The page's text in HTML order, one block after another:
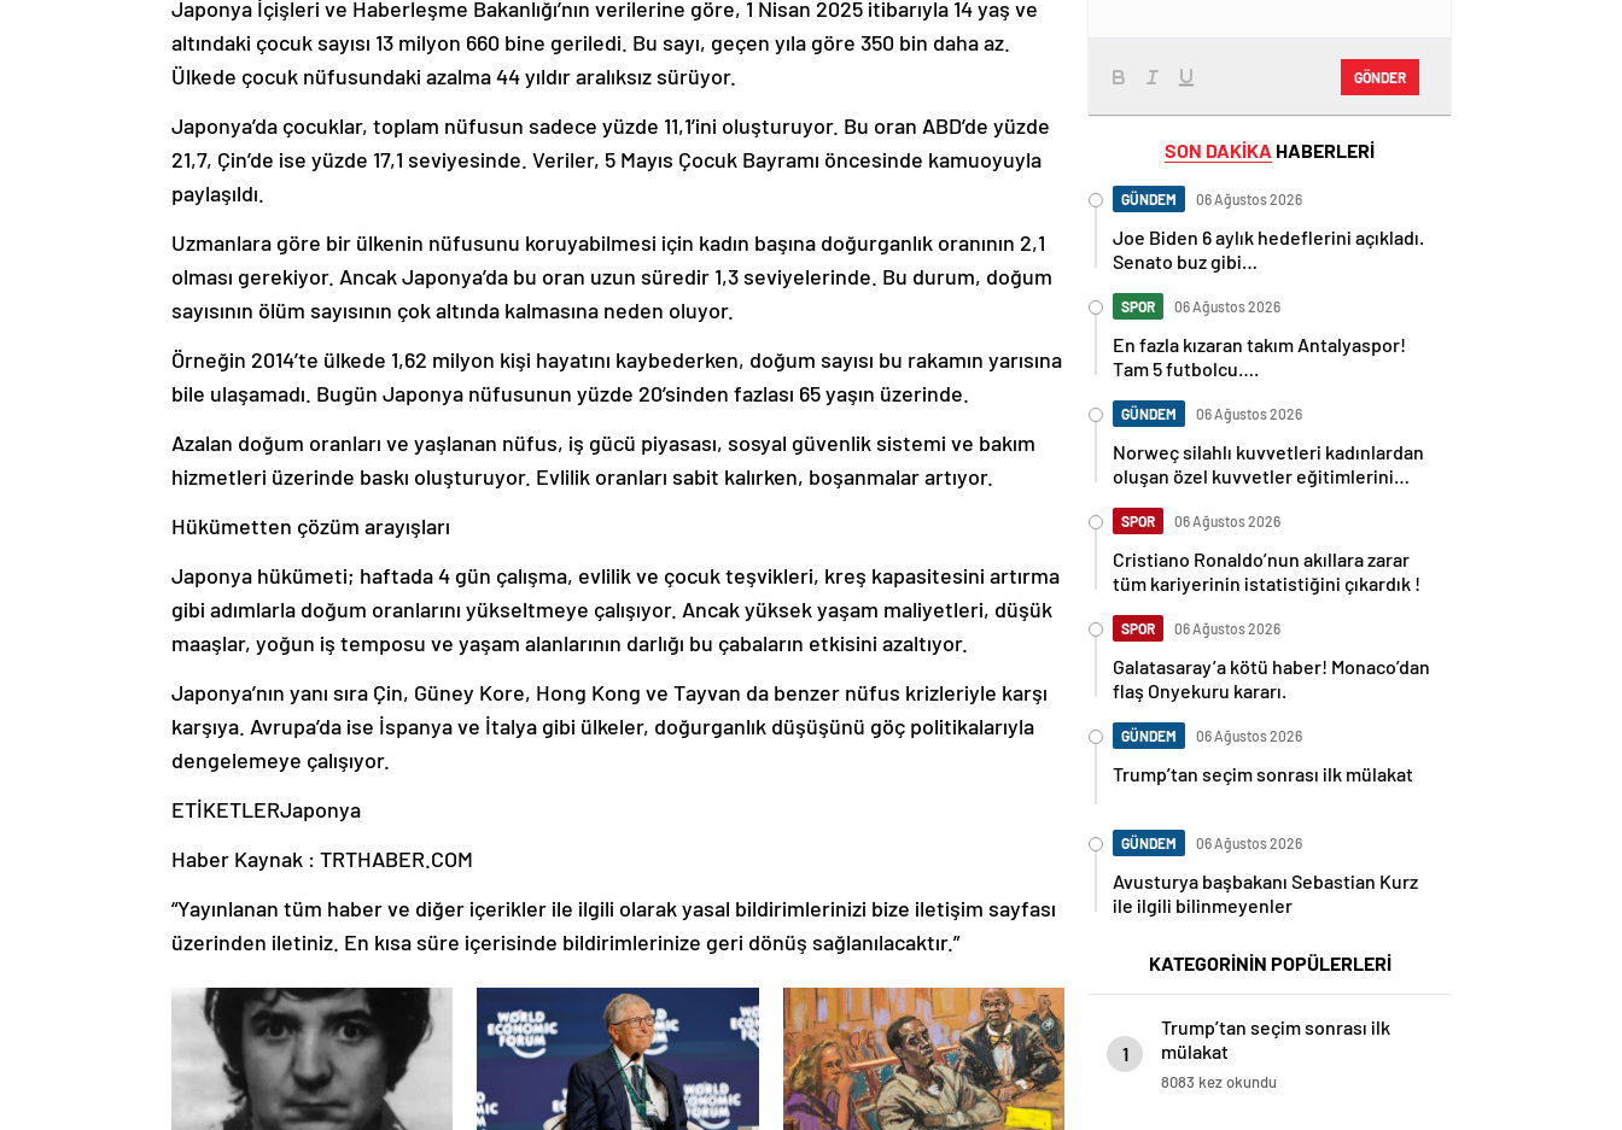
Japonya İçişleri ve Haberleşme Bakanlığı’nın verilerine göre, 1 Nisan 2025 itibarıyla 14 yaş ve
altındaki çocuk sayısı 13 milyon 660 bine geriledi. Bu sayı, geçen yıla göre 350 bin daha az.
Ülkede çocuk nüfusundaki azalma 44 yıldır aralıksız sürüyor.
Japonya’da çocuklar, toplam nüfusun sadece yüzde 11,1’ini oluşturuyor. Bu oran ABD’de yüzde
21,7, Çin’de ise yüzde 17,1 seviyesinde. Veriler, 5 Mayıs Çocuk Bayramı öncesinde kamuoyuyla
paylaşıldı.
Uzmanlara göre bir ülkenin nüfusunu koruyabilmesi için kadın başına doğurganlık oranının 2,1
olması gerekiyor. Ancak Japonya’da bu oran uzun süredir 1,3 seviyelerinde. Bu durum, doğum
sayısının ölüm sayısının çok altında kalmasına neden oluyor.
Örneğin 2014’te ülkede 1,62 milyon kişi hayatını kaybederken, doğum sayısı bu rakamın yarısına
bile ulaşamadı. Bugün Japonya nüfusunun yüzde 20’sinden fazlası 65 yaşın üzerinde.
Azalan doğum oranları ve yaşlanan nüfus, iş gücü piyasası, sosyal güvenlik sistemi ve bakım
hizmetleri üzerinde baskı oluşturuyor. Evlilik oranları sabit kalırken, boşanmalar artıyor.
Hükümetten çözüm arayışları
Japonya hükümeti; haftada 4 gün çalışma, evlilik ve çocuk teşvikleri, kreş kapasitesini artırma
gibi adımlarla doğum oranlarını yükseltmeye çalışıyor. Ancak yüksek yaşam maliyetleri, düşük
maaşlar, yoğun iş temposu ve yaşam alanlarının darlığı bu çabaların etkisini azaltıyor.
Japonya’nın yanı sıra Çin, Güney Kore, Hong Kong ve Tayvan da benzer nüfus krizleriyle karşı
karşıya. Avrupa’da ise İspanya ve İtalya gibi ülkeler, doğurganlık düşüşünü göç politikalarıyla
dengelemeye çalışıyor.
ETİKETLERJaponya
Haber Kaynak : TRTHABER.COM
“Yayınlanan tüm haber ve diğer içerikler ile ilgili olarak yasal bildirimlerinizi bize iletişim sayfası
üzerinden iletiniz. En kısa süre içerisinde bildirimlerinize geri dönüş sağlanılacaktır.”
GÖNDER
SON DAKİKA HABERLERİ
GÜNDEM 06 Ağustos 2026
Joe Biden 6 aylık hedeflerini açıkladı.
Senato buz gibi…
SPOR 06 Ağustos 2026
En fazla kızaran takım Antalyaspor!
Tam 5 futbolcu….
GÜNDEM 06 Ağustos 2026
Norweç silahlı kuvvetleri kadınlardan
oluşan özel kuvvetler eğitimlerini
SPOR 06 Ağustos 2026
Cristiano Ronaldo’nun akıllara zarar
tüm kariyerinin istatistiğini çıkardık !
SPOR 06 Ağustos 2026
Galatasaray’a kötü haber! Monaco’dan
flaş Onyekuru kararı.
GÜNDEM 06 Ağustos 2026
Trump’tan seçim sonrası ilk mülakat
GÜNDEM 06 Ağustos 2026
Avusturya başbakanı Sebastian Kurz
ile ilgili bilinmeyenler
KATEGORİNİN POPÜLERLERİ
1
Trump’tan seçim sonrası ilk
mülakat
8083 kez okundu